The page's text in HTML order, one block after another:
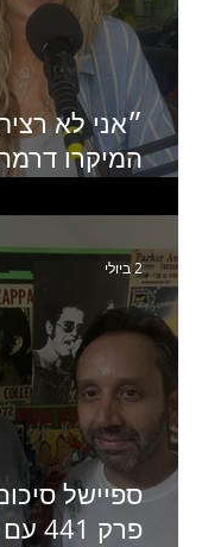
״אני לא
של יד2
ספיישל
פרק
2 ביולי